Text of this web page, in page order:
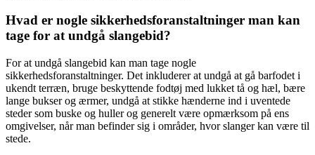
Hvad er nogle sikkerhedsforanstaltninger man kan
tage for at undgå slangebid?
For at undgå slangebid kan man tage nogle
sikkerhedsforanstaltninger. Det inkluderer at undgå at gå barfodet i
ukendt terræn, bruge beskyttende fodtøj med lukket tå og hæl, bære
lange bukser og ærmer, undgå at stikke hænderne ind i uventede
steder som buske og huller og generelt være opmærksom på ens
omgivelser, når man befinder sig i områder, hvor slanger kan være til
stede.